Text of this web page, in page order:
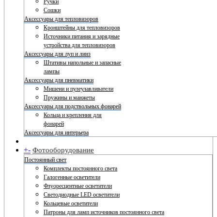
Ручки
Сошки
Аксессуары для тепловизоров
Кронштейны для тепловизоров
Источники питания и зарядные
устройства для тепловизоров
Аксессуары для луп и линз
Штативы напольные и запасные
лампы
Аксессуары для пневматики
Мишени и пулеулавливатели
Пружины и манжеты
Аксессуары для подствольных фонарей
Кольца и крепления для
фонарей
Аксессуары для интерьера
+- Фотооборудование
Постоянный свет
Комплекты постоянного света
Галогенные осветители
Флуоресцентные осветители
Светодиодные LED осветители
Кольцевые осветители
Патроны для ламп источников постоянного света